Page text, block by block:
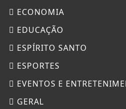
ECONOMIA
EDUCAÇÃO
ESPÍRITO SANTO
ESPORTES
EVENTOS E
GERAL